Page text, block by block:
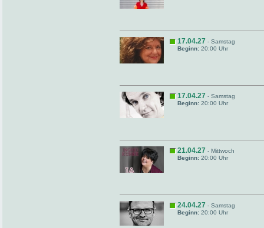
17.04.27 - Samstag
Beginn: 20:00 Uhr
17.04.27 - Samstag
Beginn: 20:00 Uhr
21.04.27 - Mittwoch
Beginn: 20:00 Uhr
24.04.27 - Samstag
Beginn: 20:00 Uhr